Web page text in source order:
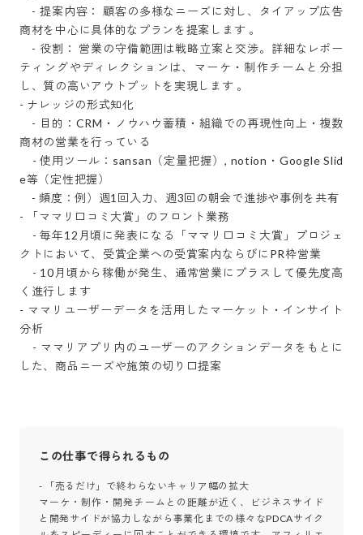
商材を中心に具体的なプランを提案します 。
ティングやディレクションは、マーケ・制作チームと分担
し、質の高いアウトプットを実現します 。
- ナレッジの形式知化
商材の営業を行っている
e等（定性把握）
- 「ママリ口コミ大賞」のフロント業務
クトにおいて、受賞企業への受賞案内ならびにPR枠営業
く進行します
- ママリユーザーデータを活用したマーケット・インサイト
分析
した、商品ニーズや施策の切り口提案
この仕事で得られるもの
- 「売るだけ」で終わらないキャリア幅の拡大
マーケ・制作・開発チームとの距離が近く、ビジネスサイド
と開発サイドが協力しながら事業化までの様々なPDCAサイク